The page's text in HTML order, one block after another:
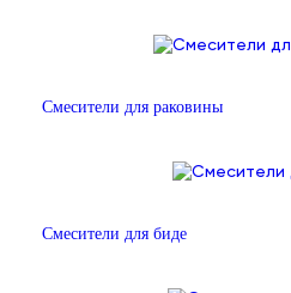
Смесители для раковины
Смесители для биде